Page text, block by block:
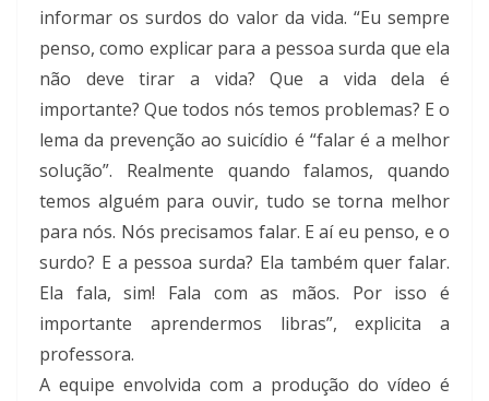
informar os surdos do valor da vida. “Eu sempre
penso, como explicar para a pessoa surda que ela
não deve tirar a vida? Que a vida dela é
importante? Que todos nós temos problemas? E o
lema da prevenção ao suicídio é “falar é a melhor
solução”. Realmente quando falamos, quando
temos alguém para ouvir, tudo se torna melhor
para nós. Nós precisamos falar. E aí eu penso, e o
surdo? E a pessoa surda? Ela também quer falar.
Ela fala, sim! Fala com as mãos. Por isso é
importante aprendermos libras”, explicita a
professora.
A equipe envolvida com a produção do vídeo é